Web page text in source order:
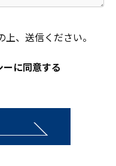
上、送信ください。
に同意する